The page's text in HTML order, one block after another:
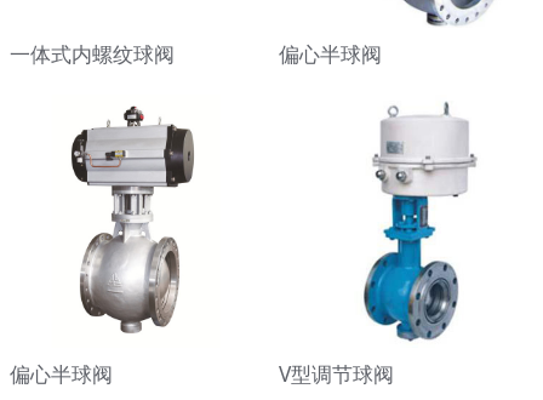
一体式内螺纹球阀 偏心半球阀
偏心半球阀 V型调节球阀